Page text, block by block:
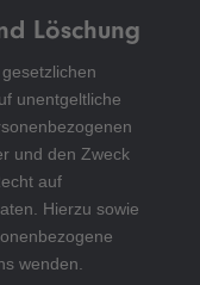
Löschung
unentgeltliche
und den Zweck
auf
Hierzu sowie
wenden.